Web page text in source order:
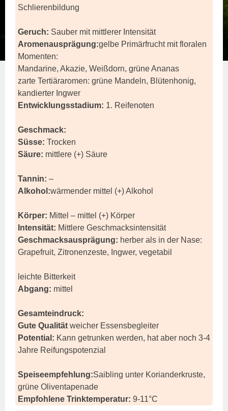
Schlierenbildung
Geruch: Sauber mit mittlerer Intensität
Aromenausprägung:gelbe Primärfrucht mit floralen
Momenten:
Mandarine, Akazie, Weißdorn, grüne Ananas
zarte Tertiäraromen: grüne Mandeln, Blütenhonig,
kandierter Ingwer
Entwicklungsstadium: 1. Reifenoten
Geschmack:
Süsse: Trocken
Säure: mittlere (+) Säure
Tannin: –
Alkohol:wärmender mittel (+) Alkohol
Körper: Mittel – mittel (+) Körper
Intensität: Mittlere Geschmacksintensität
Geschmacksausprägung: herber als in der Nase:
Grapefruit, Zitronenzeste, Ingwer, vegetabil
leichte Bitterkeit
Abgang: mittel
Gesamteindruck:
Gute Qualitätweicher Essensbegleiter
Potential: Kann getrunken werden, hat aber noch 3-4
Jahre Reifungspotenzial
Speiseempfehlung:Saibling unter Korianderkruste,
grüne Oliventapenade
Empfohlene Trinktemperatur: 9-11°C